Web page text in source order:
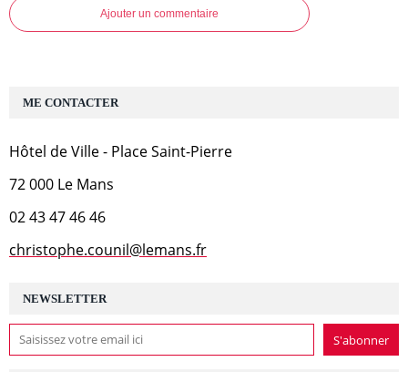
Ajouter un commentaire
NEWSLETTER
ME CONTACTER
Hôtel de Ville - Place Saint-Pierre
72 000 Le Mans
02 43 47 46 46
christophe.counil@lemans.fr